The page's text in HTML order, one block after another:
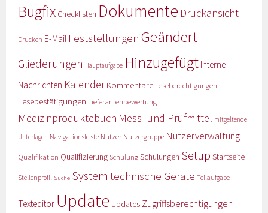
Bugfix Checklisten Dokumente Druckansicht
Drucken E-Mail Feststellungen Geändert
Gliederungen Hauptaufgabe Hinzugefügt Interne
Nachrichten KalenderKommentare Leseberechtigungen
Lesebestätigungen Lieferantenbewertung
Medizinproduktebuch Mess- und Prüfmittel mitgeltende
Unterlagen Navigationsleiste Nutzer Nutzergruppe Nutzerverwaltung
Qualifikation Qualifizierung Schulung Schulungen Setup Startseite
Stellenprofil Suche System technische Geräte Teilaufgabe
Texteditor Update Updates Zugriffsberechtigungen